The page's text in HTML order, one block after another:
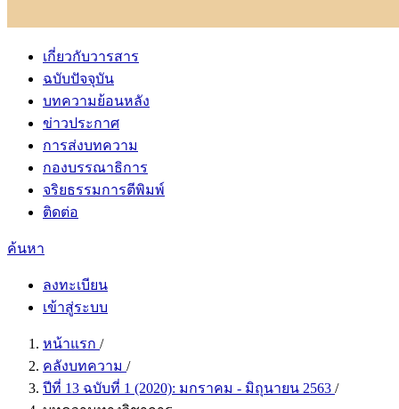
เกี่ยวกับวารสาร
ฉบับปัจจุบัน
บทความย้อนหลัง
ข่าวประกาศ
การส่งบทความ
กองบรรณาธิการ
จริยธรรมการตีพิมพ์
ติดต่อ
ค้นหา
ลงทะเบียน
เข้าสู่ระบบ
หน้าแรก /
คลังบทความ /
ปีที่ 13 ฉบับที่ 1 (2020): มกราคม - มิถุนายน 2563 /